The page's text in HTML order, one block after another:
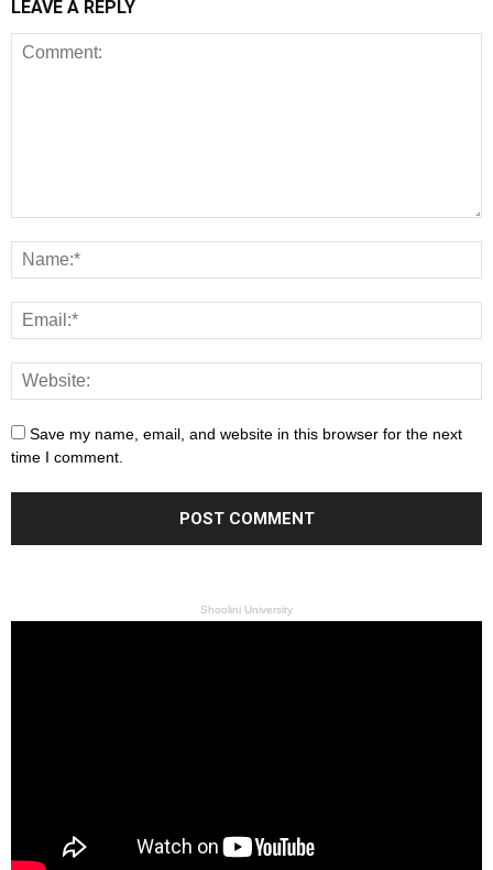
LEAVE A REPLY
Save my name, email, and website in this browser for the next
time I comment.
Shoolini University